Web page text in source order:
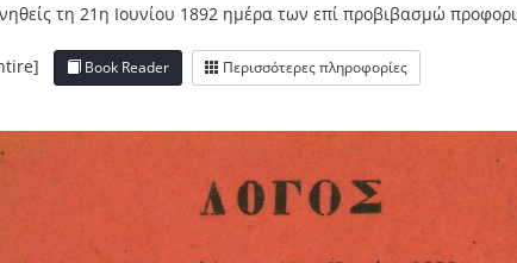
τη 21η Ιουνίου 1892 ημέρα των επί προβιβασμώ
Book Reader Περισσότερες πληροφορίες